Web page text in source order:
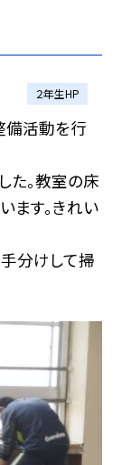
２年生HP
備活動を行
た。教室の床
ます。きれい
分けして掃